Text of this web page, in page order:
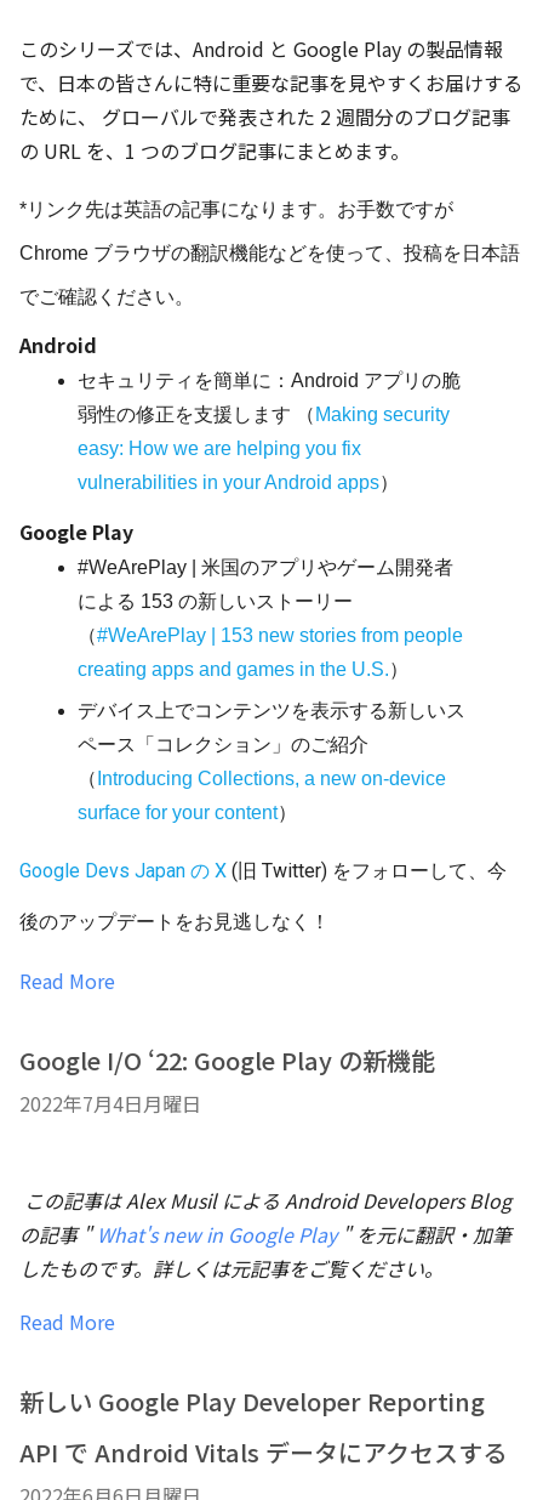
このシリーズでは、Android と Google Play の製品情報
で、日本の皆さんに特に重要な記事を見やすくお届けする
ために、 グローバルで発表された 2 週間分のブログ記事
の URL を、1 つのブログ記事にまとめます。
*リンク先は英語の記事になります。 お手数ですが
Chrome ブラウザの翻訳機能などを使って、投稿を日本語
でご確認ください。
Android
セキュリティを簡単に：Android アプリの脆
弱性の修正を支援します （ Making security
easy: How we are helping you fix
vulnerabilities in your Android apps）
Google Play
#WeArePlay | 米国のアプリやゲーム開発者
による 153 の新しいストーリー
（#WeArePlay | 153 new stories from people
creating apps and games in the U.S.）
デバイス上でコンテンツを表示する新しいス
ペース「コレクション」のご紹介
（ Introducing Collections, a new on-device
surface for your content）
Google Devs Japan の X (旧 Twitter) をフォローして、今
後のアップデートをお見逃しなく！
Read More
Google I/O ‘22: Google Play の新機能
2022年7月4日月曜日
この記事は Alex Musil による Android Developers Blog
の記事 " What's new in Google Play" を元に翻訳・加筆
したものです。詳しくは元記事をご覧ください。
Read More
新しい Google Play Developer Reporting
API で Android Vitals データにアクセスする